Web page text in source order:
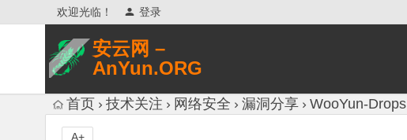
欢迎光临！ 登录
安云网 –
AnYun.ORG
网络安全研究、网络各种猎奇八卦。
首页 技术关注 网络安全 漏洞分享 WooYun-Drops
A+